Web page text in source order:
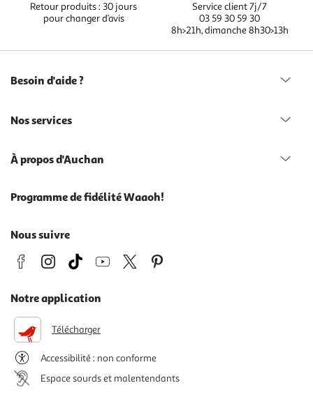
Retour produits : 30 jours
pour changer d’avis
Service client 7j/7
03 59 30 59 30
8h>21h, dimanche 8h30>13h
Besoin d'aide ?
Nos services
À propos d'Auchan
Programme de fidélité Waaoh!
Nous suivre
Notre application
Télécharger
Accessibilité : non conforme
Espace sourds et malentendants